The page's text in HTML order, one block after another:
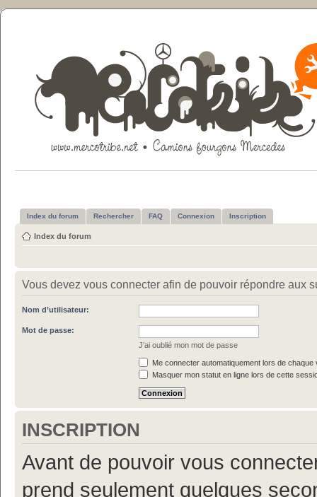
Index du forum Rechercher FAQ Connexion Inscription
Index du forum
Vous devez vous connecter afin de pouvoir répondre aux
Nom d’utilisateur:
Mot de passe:
J’ai oublié mon mot de passe
Me connecter automatiquement lors de chaque
Masquer mon statut en ligne lors de cette
INSCRIPTION
Avant de pouvoir vous
prend seulement quelques